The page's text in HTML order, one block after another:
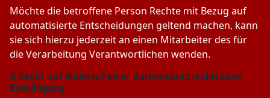
Möchte die betroffene Person Rechte mit Bezug auf
automatisierte Entscheidungen geltend machen, kann
sie sich hierzu jederzeit an einen Mitarbeiter des für
die Verarbeitung Verantwortlichen wenden.
i) Recht auf Widerruf einer datenschutzrechtlichen
Einwilligung